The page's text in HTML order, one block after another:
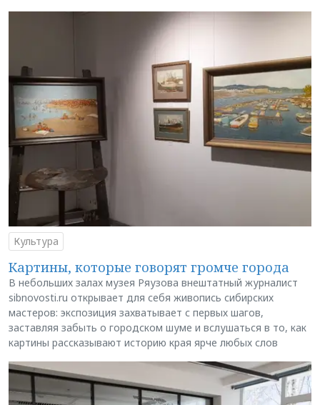
Культура
Картины, которые говорят громче города
В небольших залах музея Ряузова внештатный журналист
sibnovosti.ru открывает для себя живопись сибирских
мастеров: экспозиция захватывает с первых шагов,
заставляя забыть о городском шуме и вслушаться в то, как
картины рассказывают историю края ярче любых слов